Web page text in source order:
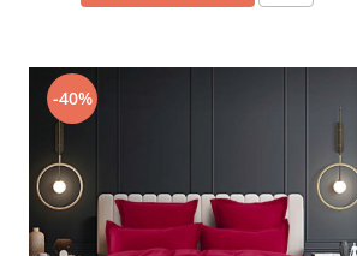
-40%